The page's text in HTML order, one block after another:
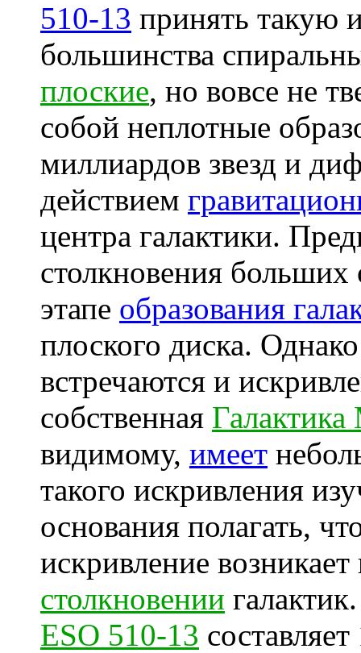
510-13 принять такую
большинства
плоские, но вовсе не
собой неплотные
миллиардов звезд и
действием
центра галактики.
столкновения больших
этапе образования
плоского диска.
встречаются и
собственная
видимому, имеет
такого искривления
основания полагать,
искривление
столкновении
ESO 510-13